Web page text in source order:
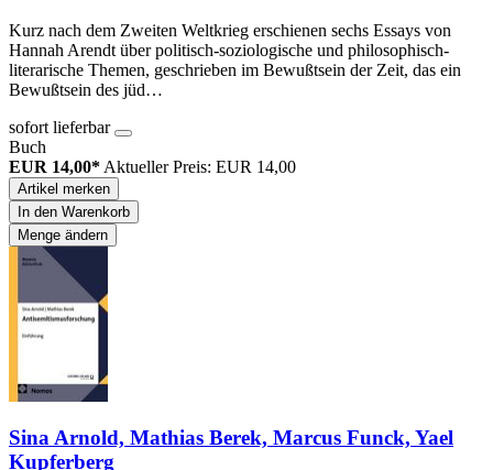
Kurz nach dem Zweiten Weltkrieg erschienen sechs Essays von
Hannah Arendt über politisch-soziologische und philosophisch-
literarische Themen, geschrieben im Bewußtsein der Zeit, das ein
Bewußtsein des jüd…
sofort lieferbar
Buch
EUR 14,00* Aktueller Preis: EUR 14,00
Artikel merken
In den Warenkorb
Menge ändern
Sina Arnold, Mathias Berek, Marcus Funck, Yael
Kupferberg